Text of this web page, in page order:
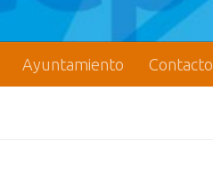
Ayuntamiento Contacto